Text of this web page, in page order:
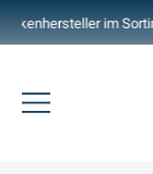
Direkt
zum